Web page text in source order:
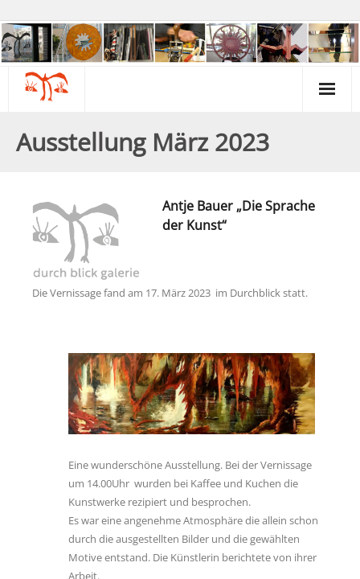
Kunst & Kreativität
Gartengruppe
Galerie & Museum
Psycho-Paten
Ausstellung März 2023
Antje Bauer „Die Sprache
der Kunst“
Die Vernissage fand am 17. März 2023 im Durchblick statt.
Eine wunderschöne Ausstellung. Bei der Vernissage
um 14.00Uhr wurden bei Kaffee und Kuchen die
Kunstwerke rezipiert und besprochen.
Es war eine angenehme Atmosphäre die allein schon
durch die ausgestellten Bilder und die gewählten
Motive entstand. Die Künstlerin berichtete von ihrer
Arbeit.